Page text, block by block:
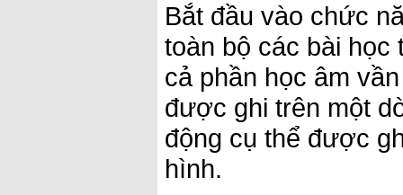
Bắt đầu vào chức
toàn bộ các bài học
cả phần học âm
được ghi trên một
động cụ thể được
hình.